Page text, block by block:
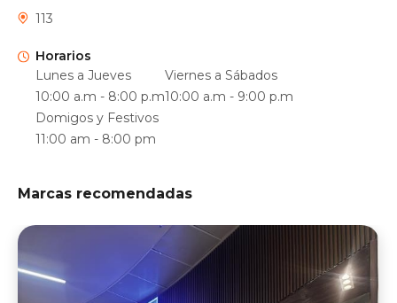
113
Horarios
Lunes a Jueves
10:00 a.m - 8:00 p.m
Viernes a Sábados
10:00 a.m - 9:00 p.m
Domigos y Festivos
11:00 am - 8:00 pm
Marcas recomendadas